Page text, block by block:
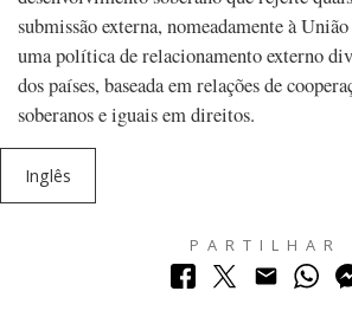
submissão externa, nomeadamente à
uma política de relacionamento externo
dos países, baseada em relações de
soberanos e iguais em direitos.
Inglês
PARTILHAR